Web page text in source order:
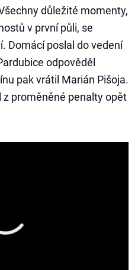
důležité momenty,
v první půli, se
Domácí poslal do vedení
odpověděl
pak vrátil Marián Pišoja.
proměněné penalty opět